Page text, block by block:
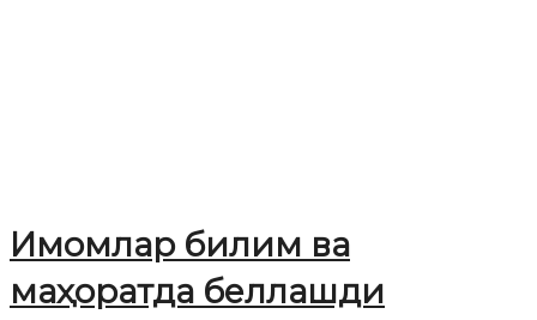
Имомлар билим ва
маҳоратда беллашди